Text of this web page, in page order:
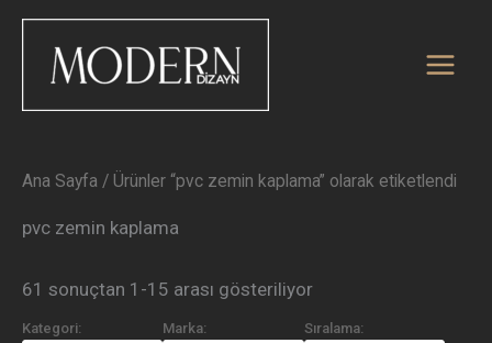
İçeriğe
Ana Sayfa / Ürünler “pvc zemin kaplama” olarak etiketlendi
pvc zemin kaplama
61 sonuçtan 1-15 arası gösteriliyor
Kategori: Marka: Sıralama: